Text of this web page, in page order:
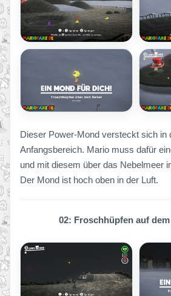
Dieser Power-Mond versteckt sich in
Anfangsbereich. Mario muss dafür
und mit diesem über das Nebelmeer
Der Mond ist hoch oben in der Luft.
02: Froschhüpfen auf